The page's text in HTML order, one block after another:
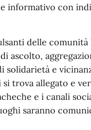
informativo con
delle comunità
ascolto,
solidarietà e
trova allegato e
e i canali
saranno